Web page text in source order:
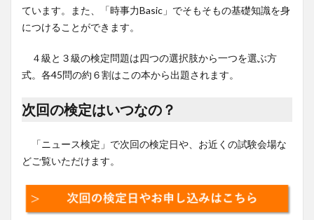
ています。また、「時事力Basic」でそもそもの基礎知識を身
につけることができます。
４級と３級の検定問題は四つの選択肢から一つを選ぶ方
式。各45問の約６割はこの本から出題されます。
次回の検定はいつなの？
「ニュース検定」で次回の検定日や、お近くの試験会場な
どご覧いただけます。